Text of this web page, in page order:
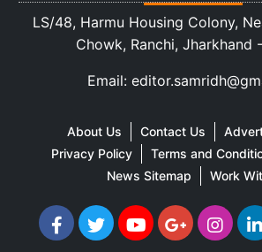
LS/48, Harmu Housing Colony,
Chowk, Ranchi, Jharkhand
Email:
About Us Contact Us
Privacy Policy
Terms and
News Sitemap
Work